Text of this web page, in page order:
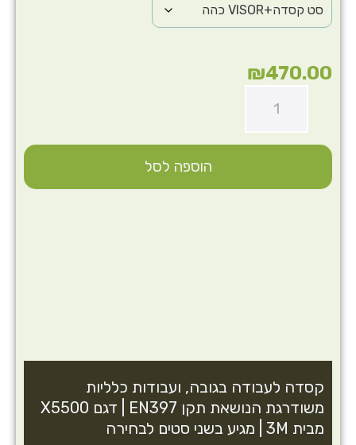
קסדה לעבודה בגובה, ועבודות כלליות
משודרגת הנושאת תקן EN397 | דגם X5500
מבית 3M | מגיע בשני סטים לבחירה
₪470.00
הוספה לסל